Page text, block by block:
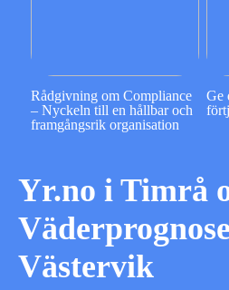
Rådgivning om Compliance
– Nyckeln till en hållbar och
framgångsrik organisation
Ge
Yr.no i Timrå
Västervik